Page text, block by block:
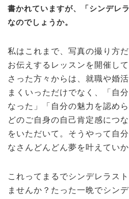
書かれていますが、「シンデレ
なのでしょうか。
私はこれまで、写真の撮り方
お伝えするレッスンを開催し
さった方々からは、就職や婚
まくいっただけでなく、「自
なった」「自分の魅力を認め
どのご自身の自己肯定感につ
をいただいて。そうやって自
なさんどんどん夢を叶えてい
これってまるでシンデレラス
ませんか？たった一晩でシン